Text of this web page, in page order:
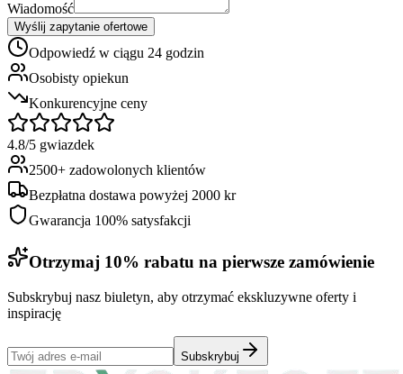
Wiadomość
Wyślij zapytanie ofertowe
Odpowiedź w ciągu 24 godzin
Osobisty opiekun
Konkurencyjne ceny
4.8/5 gwiazdek
2500+ zadowolonych klientów
Bezpłatna dostawa powyżej 2000 kr
Gwarancja 100% satysfakcji
Otrzymaj 10% rabatu na pierwsze zamówienie
Subskrybuj nasz biuletyn, aby otrzymać ekskluzywne oferty i
inspirację
Subskrybuj